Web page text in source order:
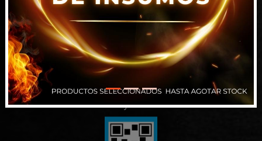
info@intrahard.com
Santa Fe (Punto Picking)
343 509-7450
ventas2@intrahard.com
Términos y Condiciones